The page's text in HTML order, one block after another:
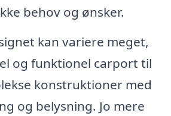
behov og ønsker.
kan variere meget,
og funktionel carport til
konstruktioner med
og belysning. Jo mere